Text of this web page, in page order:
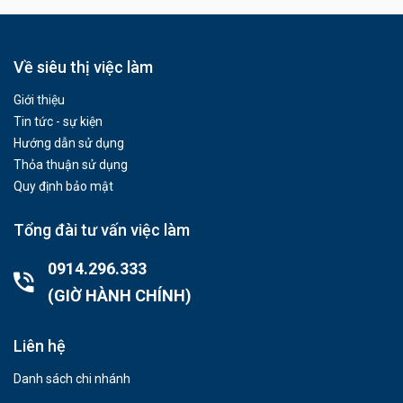
Về siêu thị việc làm
Giới thiệu
Tin tức - sự kiện
Hướng dẫn sử dụng
Thỏa thuận sử dụng
Quy định bảo mật
Tổng đài tư vấn việc làm
0914.296.333
(GIỜ HÀNH CHÍNH)
Liên hệ
Danh sách chi nhánh